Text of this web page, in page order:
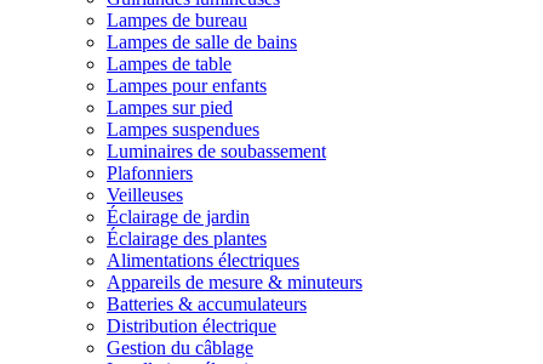
Lampes de bureau
Lampes de salle de bains
Lampes de table
Lampes pour enfants
Lampes sur pied
Lampes suspendues
Luminaires de soubassement
Plafonniers
Veilleuses
Éclairage de jardin
Éclairage des plantes
Alimentations électriques
Appareils de mesure & minuteurs
Batteries & accumulateurs
Distribution électrique
Gestion du câblage